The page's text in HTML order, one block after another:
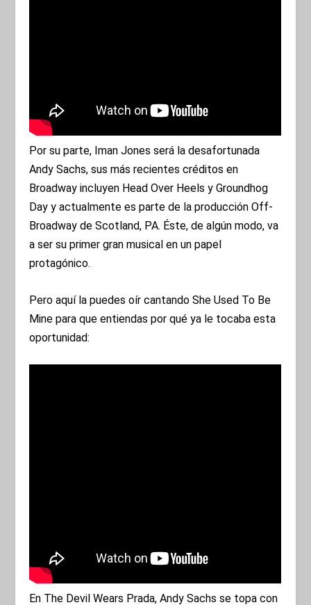
Por su parte, Iman Jones será la desafortunada
Andy Sachs, sus más recientes créditos en
Broadway incluyen Head Over Heels y Groundhog
Day y actualmente es parte de la producción Off-
Broadway de Scotland, PA. Éste, de algún modo, va
a ser su primer gran musical en un papel
protagónico.
Pero aquí la puedes oír cantando She Used To Be
Mine para que entiendas por qué ya le tocaba esta
oportunidad:
En The Devil Wears Prada, Andy Sachs se topa con